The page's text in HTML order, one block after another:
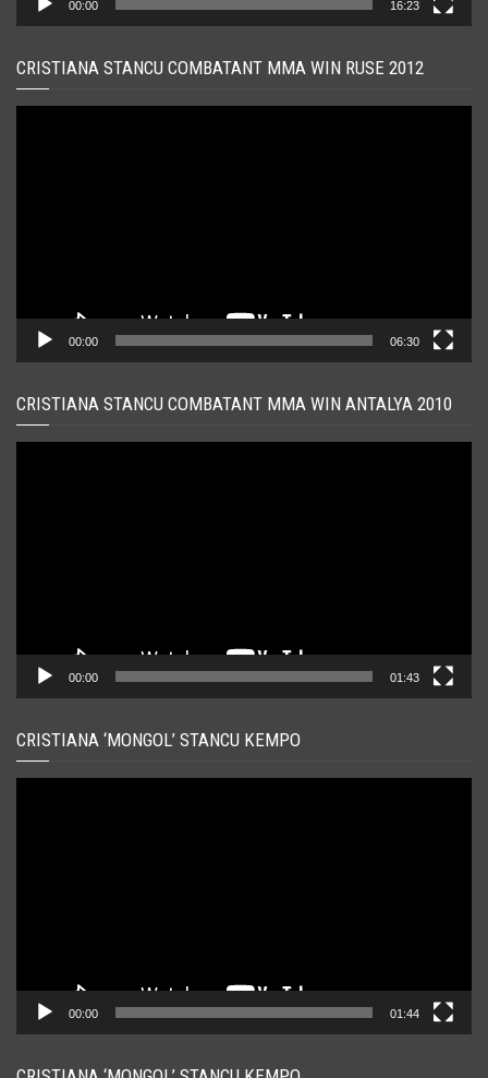
00:00 16:23
CRISTIANA STANCU COMBATANT MMA WIN RUSE 2012
00:00 06:30
CRISTIANA STANCU COMBATANT MMA WIN ANTALYA 2010
00:00 01:43
CRISTIANA ‘MONGOL’ STANCU KEMPO
00:00 01:44